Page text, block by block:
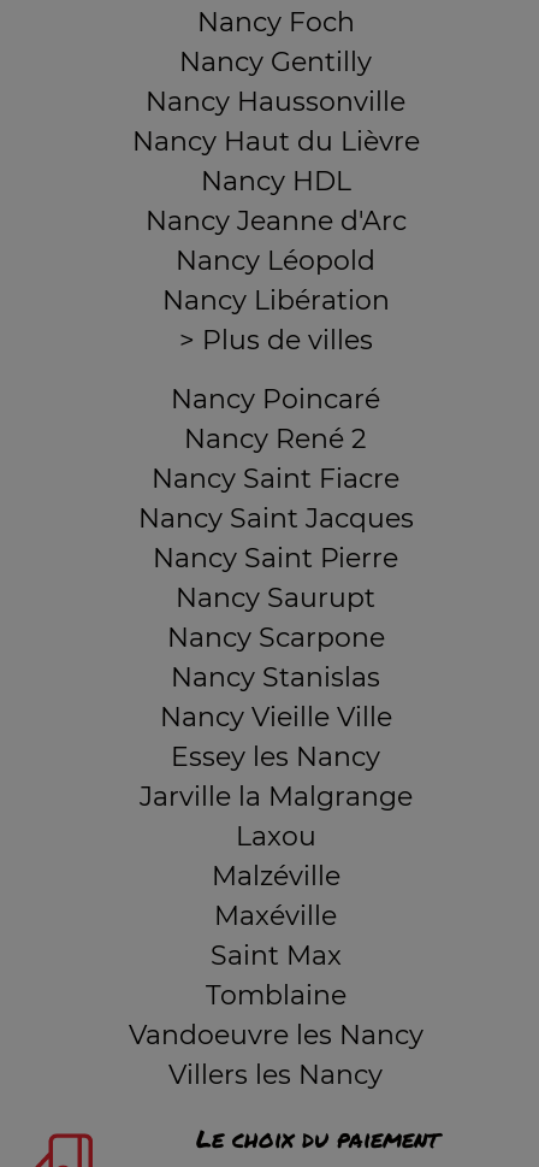
Nancy Foch
Nancy Gentilly
Nancy Haussonville
Nancy Haut du Lièvre
Nancy HDL
Nancy Jeanne d'Arc
Nancy Léopold
Nancy Libération
> Plus de villes
Nancy Poincaré
Nancy René 2
Nancy Saint Fiacre
Nancy Saint Jacques
Nancy Saint Pierre
Nancy Saurupt
Nancy Scarpone
Nancy Stanislas
Nancy Vieille Ville
Essey les Nancy
Jarville la Malgrange
Laxou
Malzéville
Maxéville
Saint Max
Tomblaine
Vandoeuvre les Nancy
Villers les Nancy
Le choix du paiement